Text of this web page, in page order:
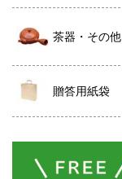
茶器・その他
贈答用紙袋